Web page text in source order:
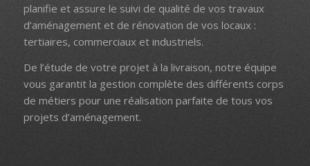
planifie et assure le suivi de qualité de vos travaux
d’aménagement et de rénovation de vos locaux :
tertiaires, commerciaux et industriels.
De l’étude de votre projet à la livraison, notre équipe
vous garantit la gestion complète des différents corps
de métiers pour une réalisation parfaite de tous vos
projets d’aménagement.